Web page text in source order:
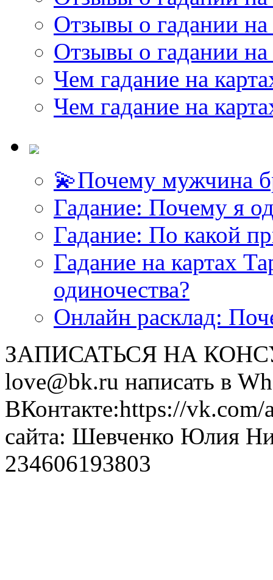
Отзывы о гадании на
Отзывы о гадании на
Чем гадание на
Чем гадание на
💫Почему мужчина
Гадание: Почему я
Гадание: По какой
Гадание на картах
одиночества?
Онлайн расклад:
ЗАПИСАТЬСЯ НА
love@bk.ru написать в
ВКонтакте:https://
сайта: Шевченко Юлия
234606193803